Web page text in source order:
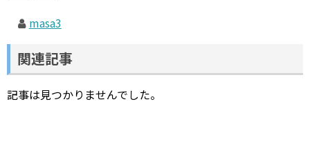
masa3
関連記事
記事は見つかりませんでした。